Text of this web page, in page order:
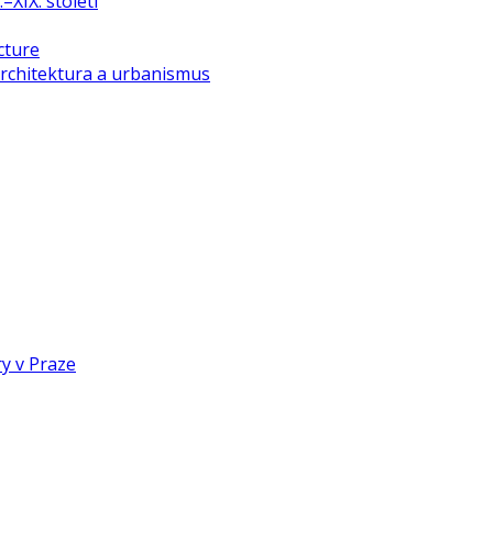
a urbanismus
v Praze